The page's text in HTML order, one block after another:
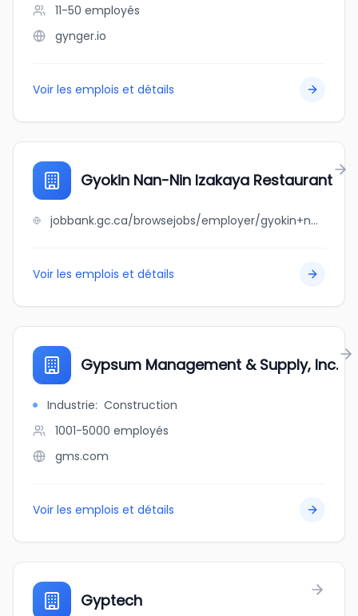
11-50 employés
gynger.io
Voir les emplois et détails
Gyokin Nan-Nin Izakaya Restaurant
jobbank.gc.ca/browsejobs/employer/gyokin+nan-nin+izakaya+restaurant/ca
Voir les emplois et détails
Gypsum Management & Supply, Inc.
Industrie: Construction
1001-5000 employés
gms.com
Voir les emplois et détails
Gyptech